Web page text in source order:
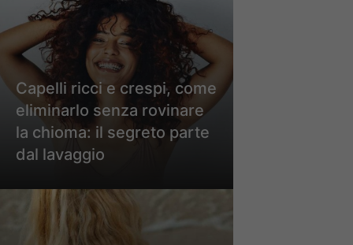
Capelli ricci e crespi, come
eliminarlo senza rovinare
la chioma: il segreto parte
dal lavaggio